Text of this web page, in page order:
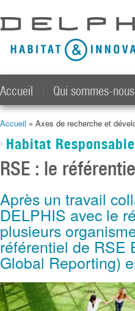
Accueil Qui sommes-
Accueil » Axes de recherche et
Habitat Responsable
RSE : le
Après un travail
DELPHIS avec le
plusieurs
référentiel de RSE
Global Reporting)